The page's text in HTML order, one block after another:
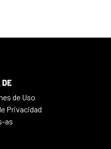
de Uso
Privacidad
as